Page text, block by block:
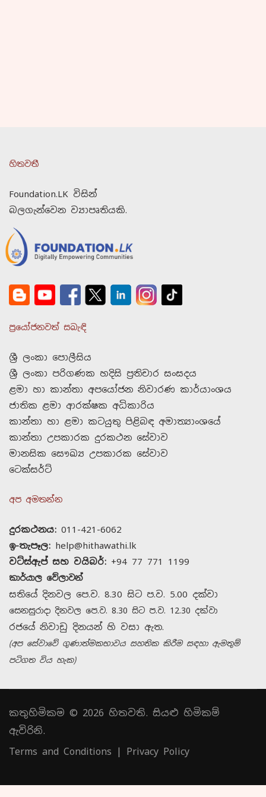
හිතවතී
Foundation.LK විසින්
බලගැන්වෙන ව්‍යාපෘතියකි.
ප්‍රයෝජනවත් සබැඳි
ශ්‍රී ලංකා පොලීසිය
ශ්‍රී ලංකා පරිගණක හදිසි ප්‍රතිචාර සංසදය
ළමා හා කාන්තා අපයෝජන නිවාරණ කාර්යාංශය
ජාතික ළමා ආරක්ෂක අධිකාරිය
කාන්තා හා ළමා කටයුතු පිළිබඳ අමාත්‍යාංශයේ
කාන්තා උපකාරක දුරකථන සේවාව
මානසික සෞඛ්‍ය උපකාරක සේවාව
ටෙක්සර්ට්
අප අමතන්න
දුරකථනය: 011-421-6062
ඉ-තැපෑල: help@hithawathi.lk
වට්ස්ඇප් සහ වයිබර්: +94 77 771 1199
කාර්යාල වේලාවන්
සතියේ දිනවල පෙ.ව. 8.30 සිට ප.ව. 5.00 දක්වා
සෙනසුරාදා දිනවල පෙ.ව. 8.30 සිට ප.ව. 12.30 දක්වා
රජයේ නිවාඩු දිනයන් හි වසා ඇත.
(අප සේවාවේ ගුණාත්මකභාවය සහතික කිරීම සඳහා ඇමතුම්
පටිගත විය හැක)
කතුහිමිකම © 2026 හිතවති. සියළු හිමිකම්
ඇවිරිනි.
Terms and Conditions | Privacy Policy